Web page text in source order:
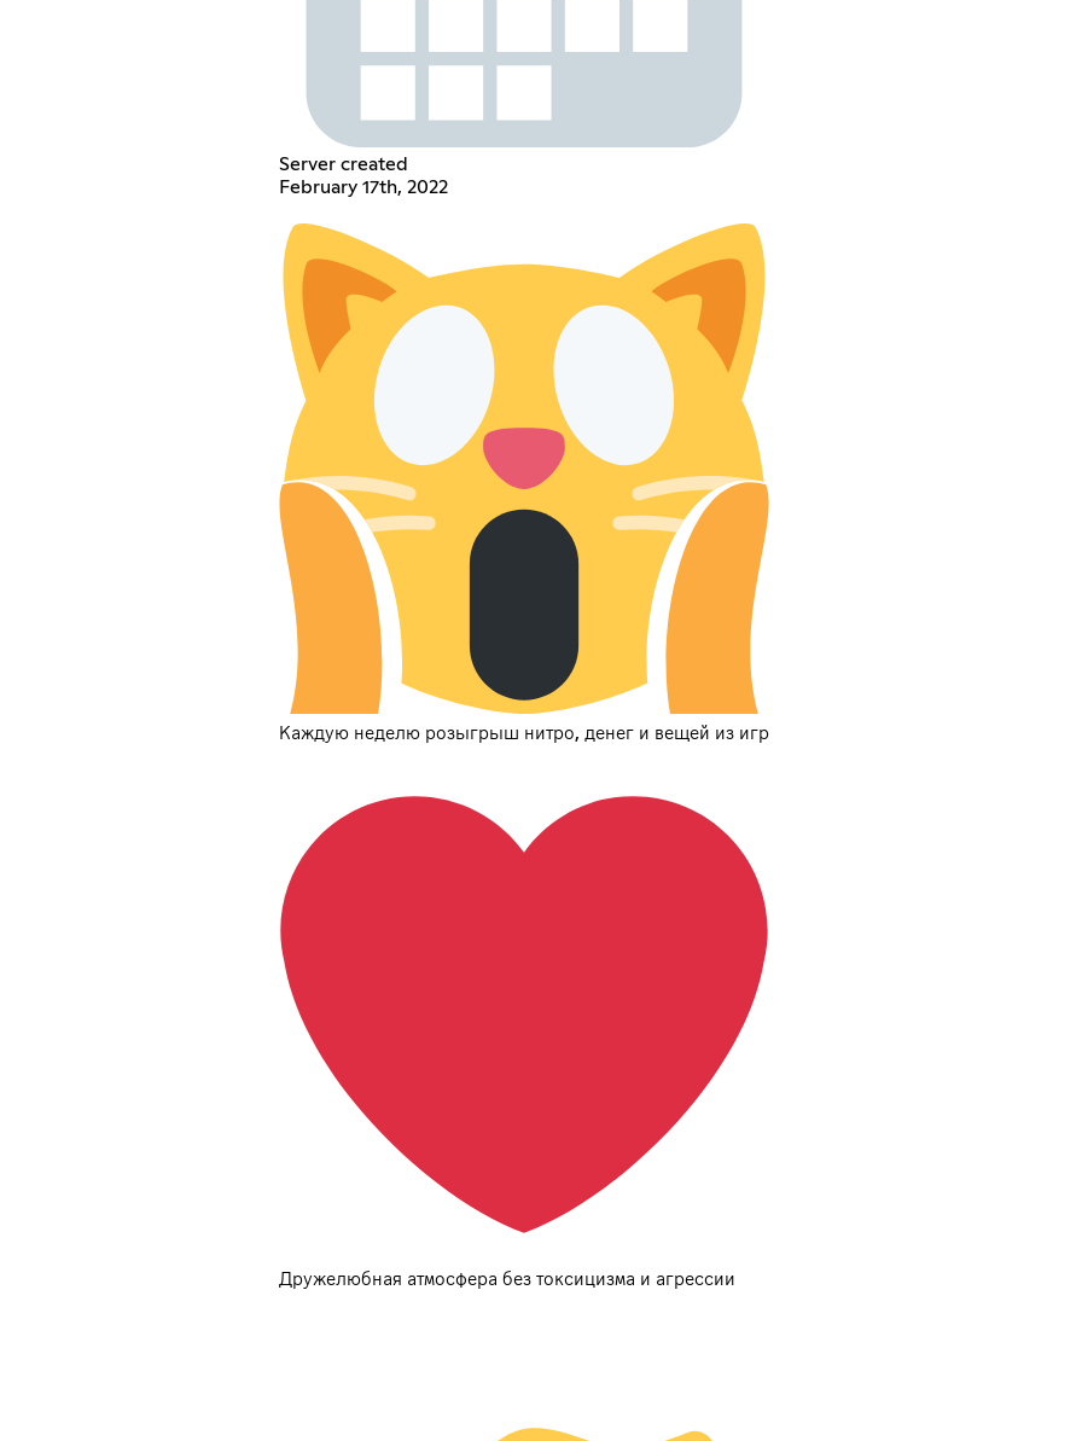
Server created
February 17th, 2022
Каждую неделю розыгрыш нитро, денег и вещей из игр
Дружелюбная атмосфера без токсицизма и агрессии